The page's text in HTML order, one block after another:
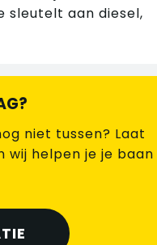
sleutelt aan diesel,
niet tussen? Laat
wij helpen je je baan